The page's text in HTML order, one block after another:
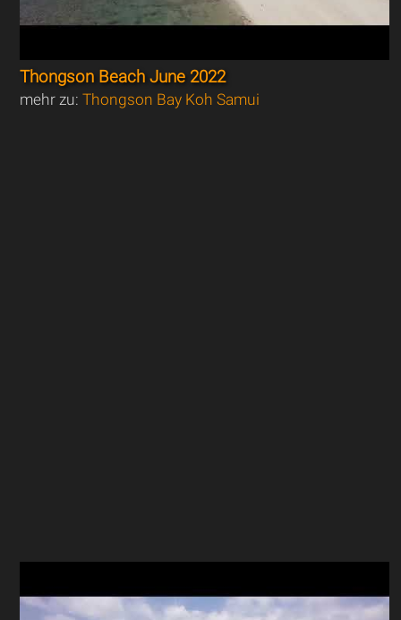
Thongson Beach June 2022
mehr zu:Thongson Bay Koh Samui